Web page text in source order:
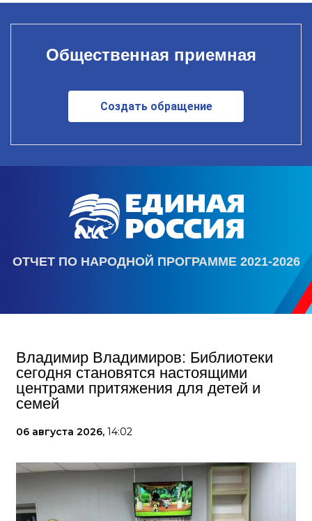
Общественная приемная
Создать обращение
ОТЧЕТ ПО НАРОДНОЙ ПРОГРАММЕ 2021-2026
Владимир Владимиров: Библиотеки
сегодня становятся настоящими
центрами притяжения для детей и
семей
06 августа 2026, 14:02